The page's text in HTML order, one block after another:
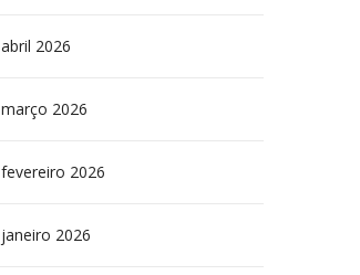
abril 2026
março 2026
fevereiro 2026
janeiro 2026